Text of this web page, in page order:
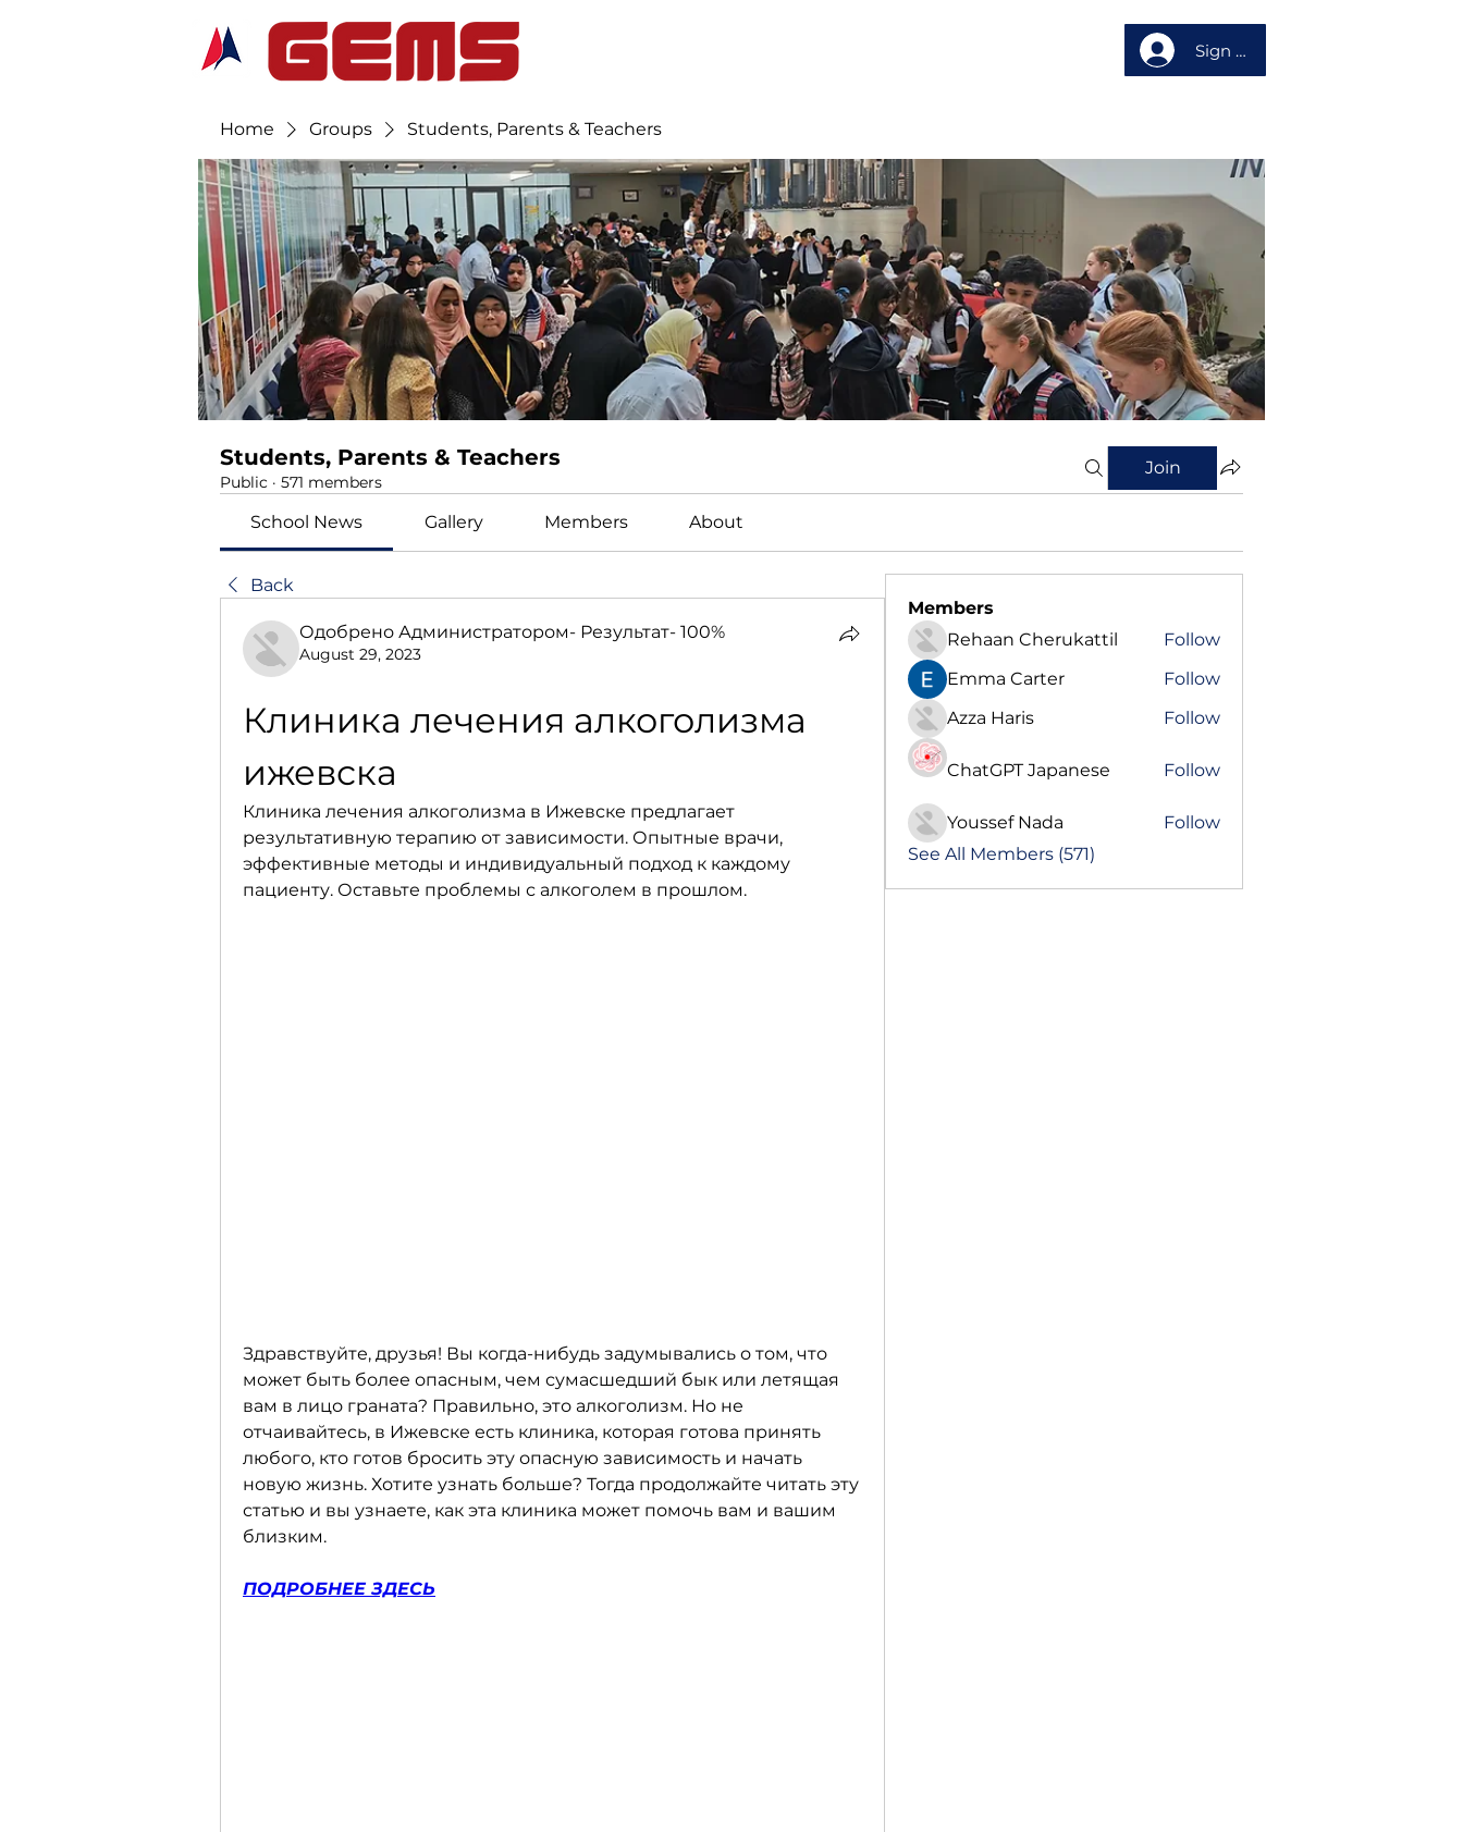
Sign up
Home Groups Students, Parents & Teachers
Students, Parents & Teachers
Public · 571 members
Join
School News Gallery Members About
Back
Одобрено Администратором- Результат- 100%
August 29, 2023
Клиника лечения алкоголизма
ижевска
Клиника лечения алкоголизма в Ижевске предлагает
результативную терапию от зависимости. Опытные врачи,
эффективные методы и индивидуальный подход к каждому
пациенту. Оставьте проблемы с алкоголем в прошлом.
Здравствуйте, друзья! Вы когда-нибудь задумывались о том, что
может быть более опасным, чем сумасшедший бык или летящая
вам в лицо граната? Правильно, это алкоголизм. Но не
отчаивайтесь, в Ижевске есть клиника, которая готова принять
любого, кто готов бросить эту опасную зависимость и начать
новую жизнь. Хотите узнать больше? Тогда продолжайте читать эту
статью и вы узнаете, как эта клиника может помочь вам и вашим
близким.
ПОДРОБНЕЕ ЗДЕСЬ
Members
Rehaan Cherukattil
Follow
Emma Carter
Follow
Azza Haris
Follow
ChatGPT Japanese Follow
Youssef Nada
Follow
See All Members (571)